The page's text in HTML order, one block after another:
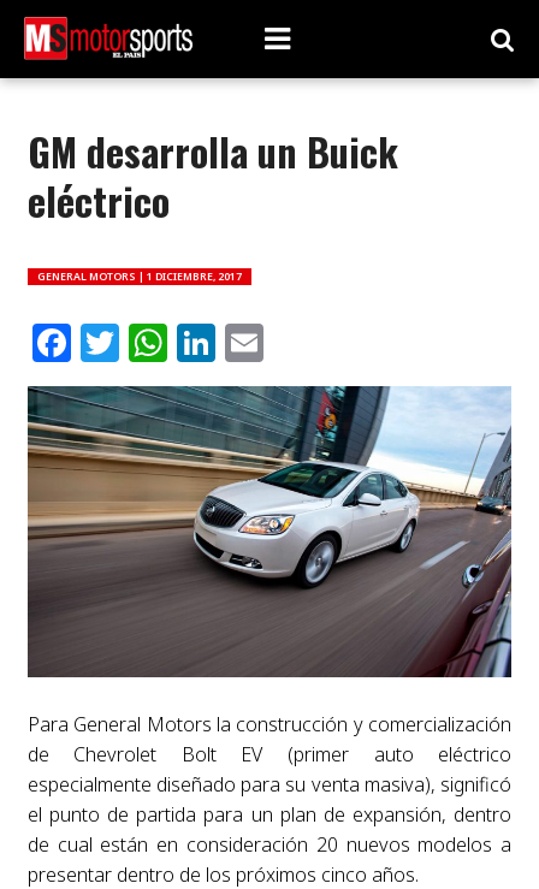
GM desarrolla un Buick
eléctrico
GENERAL MOTORS | 1 DICIEMBRE, 2017
Facebook
Twitter
WhatsApp
LinkedIn
Email
Para General Motors la construcción y comercialización
de Chevrolet Bolt EV (primer auto eléctrico
especialmente diseñado para su venta masiva), significó
el punto de partida para un plan de expansión, dentro
de cual están en consideración 20 nuevos modelos a
presentar dentro de los próximos cinco años.